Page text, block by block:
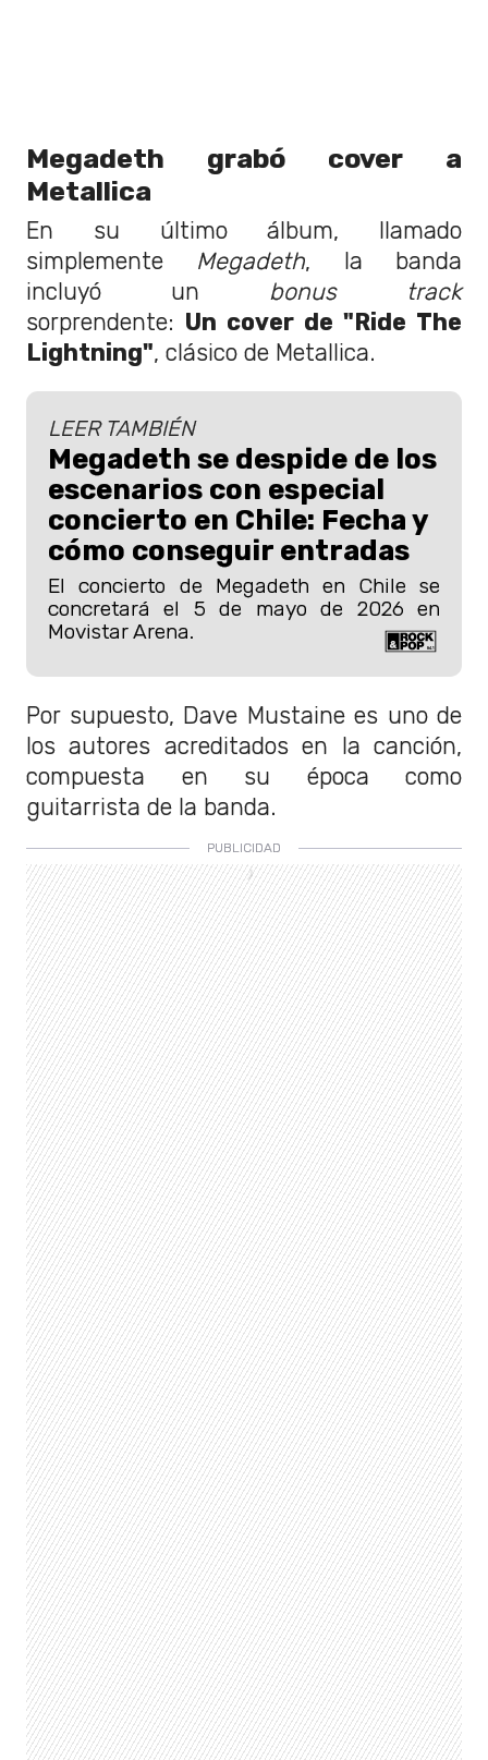
Megadeth grabó cover a
Metallica
En su último álbum, llamado
simplemente Megadeth, la banda
incluyó un bonus track
sorprendente: Un cover de "Ride The
Lightning", clásico de Metallica.
LEER TAMBIÉN
Megadeth se despide de los
escenarios con especial
concierto en Chile: Fecha y
cómo conseguir entradas
El concierto de Megadeth en Chile se
concretará el 5 de mayo de 2026 en
Movistar Arena.
Por supuesto, Dave Mustaine es uno de
los autores acreditados en la canción,
compuesta en su época como
guitarrista de la banda.